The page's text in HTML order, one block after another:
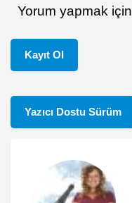
Yorum yapmak için
Kayıt Ol
Yazıcı Dostu Sürüm